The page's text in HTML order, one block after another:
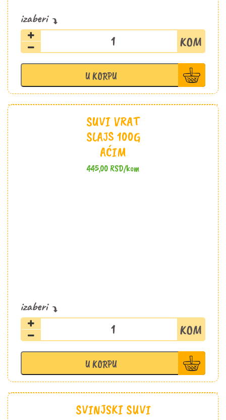
Kulen
slajs
Aćim
količina
U KORPU
SUVI VRAT
SLAJS 100G
AĆIM
445,00RSD/kom
Suvi
vrat
100g
Aćim
količina
U KORPU
SVINJSKI SUVI